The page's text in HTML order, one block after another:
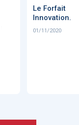
Le Forfait
Innovation.
01/11/2020